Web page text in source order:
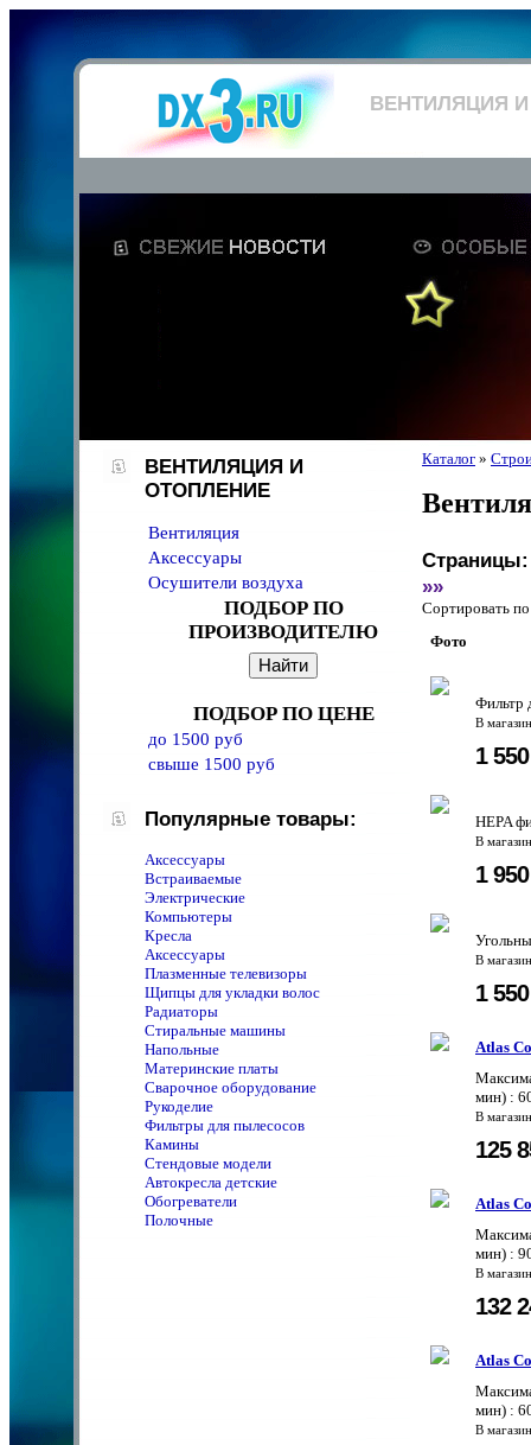
ВЕНТИЛЯЦИЯ
ВЕНТИЛЯЦИЯ И
ОТОПЛЕНИЕ
Вентиляция
Аксессуары
Осушители воздуха
ПОДБОР ПО
ПРОИЗВОДИТЕЛЮ
ПОДБОР ПО ЦЕНЕ
до 1500 руб
свыше 1500 руб
Популярные товары:
Аксессуары
Встраиваемые
Электрические
Компьютеры
Кресла
Аксессуары
Плазменные телевизоры
Щипцы для укладки волос
Радиаторы
Стиральные машины
Напольные
Материнские платы
Сварочное оборудование
Рукоделие
Фильтры для пылесосов
Камины
Стендовые модели
Автокресла детские
Обогреватели
Полочные
Каталог »
Страницы:
»»
Сортировать
Фото
Фильтр
В
1
HEPA
В
1
В
1
Atlas
мин) :
В
125
Atlas
мин) :
В
132
Atlas
мин) :
В